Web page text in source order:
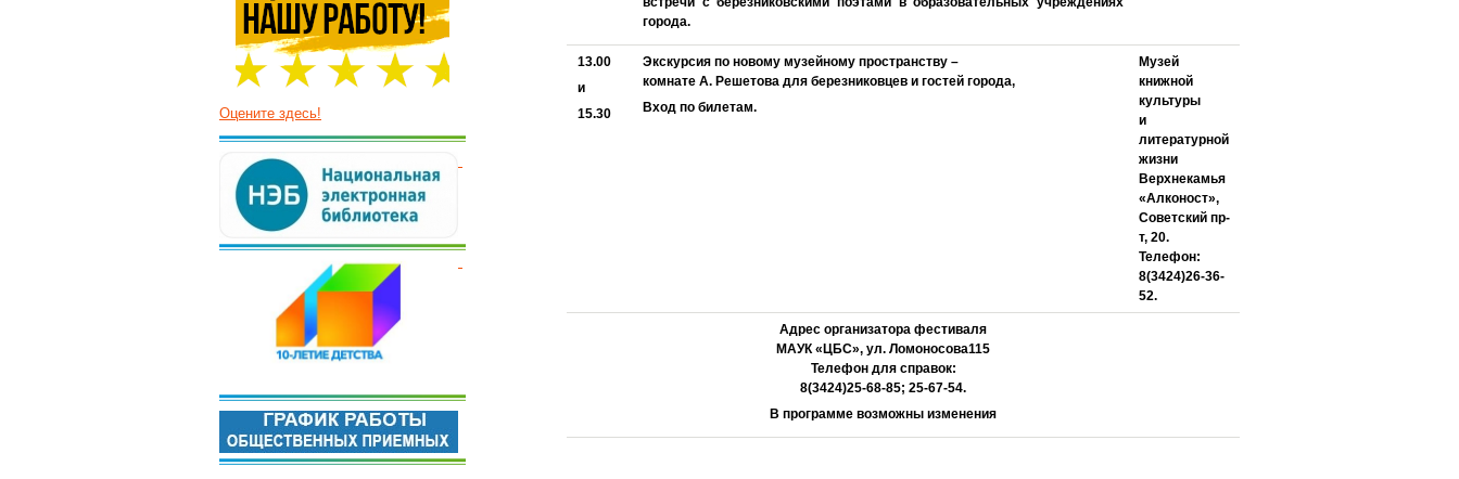
города.
13.00
и
15.30
Экскурсия по новому музейному пространству –
комнате А. Решетова для березниковцев и гостей города,
Вход по билетам.
Музей
книжной
культуры
и
литературной
жизни
Верхнекамья
«Алконост»,
Советский пр-
т, 20.
Телефон:
8(3424)26-36-
52.
Адрес организатора фестиваля
МАУК «ЦБС», ул. Ломоносова115
Телефон для справок:
8(3424)25-68-85; 25-67-54.
В программе возможны изменения
Оцените здесь!